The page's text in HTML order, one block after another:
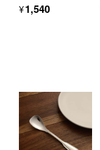
¥1,540